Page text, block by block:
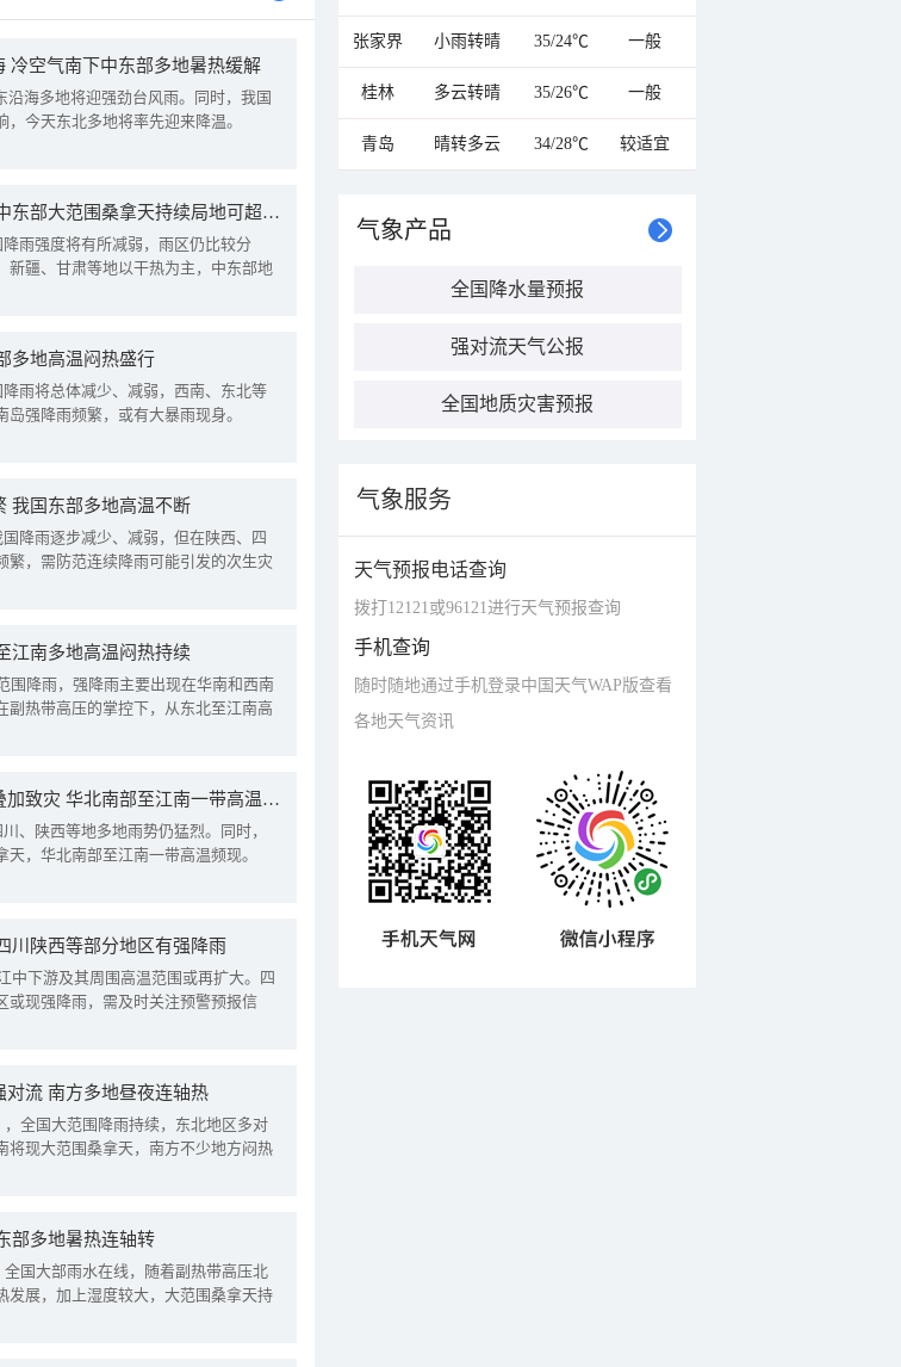
冷空气南下中东部多地暑热缓解
沿海多地将迎强劲台风雨。同时，我国
今天东北多地将率先迎来降温。
我国降雨强度进一步减弱 中东部大范围桑拿天持续局地可超38℃
雨强度将有所减弱，雨区仍比较分
新疆、甘肃等地以干热为主，中东部地
多地高温闷热盛行
雨将总体减少、减弱，西南、东北等
强降雨频繁，或有大暴雨现身。
我国东部多地高温不断
降雨逐步减少、减弱，但在陕西、四
繁，需防范连续降雨可能引发的次生灾
江南多地高温闷热持续
围降雨，强降雨主要出现在华南和西南
副热带高压的掌控下，从东北至江南高
四川陕西等地需警惕降雨叠加致灾 华北南部至江南一带高温频现
、陕西等地多地雨势仍猛烈。同时，
，华北南部至江南一带高温频现。
川陕西等部分地区有强降雨
中下游及其周围高温范围或再扩大。四
或现强降雨，需及时关注预警预报信
流 南方多地昼夜连轴热
全国大范围降雨持续，东北地区多对
将现大范围桑拿天，南方不少地方闷热
部多地暑热连轴转
国大部雨水在线，随着副热带高压北
发展，加上湿度较大，大范围桑拿天持
张家界 小雨转晴 35/24℃ 一般
桂林 多云转晴 35/26℃ 一般
青岛 晴转多云 34/28℃ 较适宜
气象产品
全国降水量预报
强对流天气公报
全国地质灾害预报
气象服务
天气预报电话查询
拨打12121或96121进行天气预报查询
手机查询
随时随地通过手机登录中国天气WAP版查看
各地天气资讯